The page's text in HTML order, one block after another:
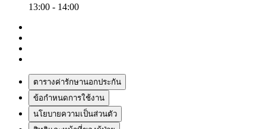
13:00 - 14:00
ตารางค่ารักษานอกประกัน
ข้อกำหนดการใช้งาน
นโยบายความเป็นส่วนตัว